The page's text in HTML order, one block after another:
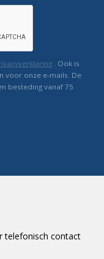
. Ook is
voor onze e-mails. De
besteding vanaf 75
telefonisch contact